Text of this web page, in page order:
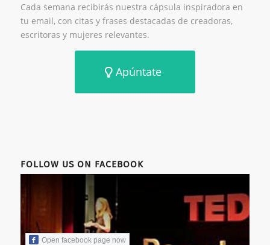
Cada semana recibirás nuestra cápsula inspiradora en
tu email, con citas y frases destacadas de creadoras,
escritoras y mujeres relevantes.
Apúntate
FOLLOW US ON FACEBOOK
Open facebook page now